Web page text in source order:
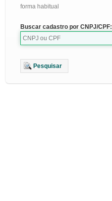
forma habitual
Buscar cadastro por CNPJ/CPF:
Pesquisar